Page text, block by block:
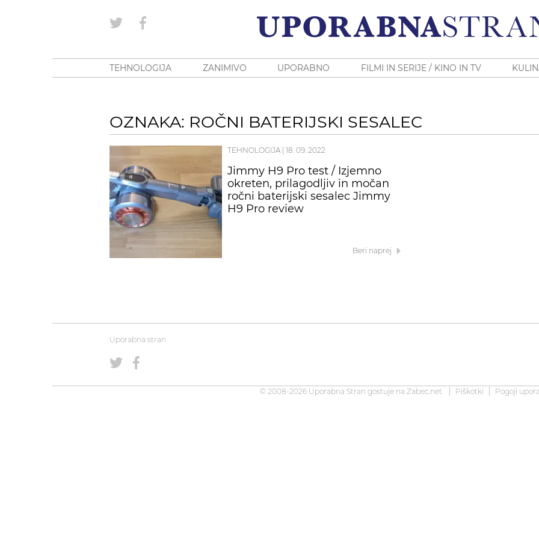
TEHNOLOGIJA ZANIMIVO UPORABNO FILMI IN SERIJE / KINO IN TV
OZNAKA: ROČNI BATERIJSKI SESALEC
TEHNOLOGIJA 18. 09. 2022
Jimmy H9 Pro test / Izjemno
okreten, prilagodljiv in močan
ročni baterijski sesalec Jimmy
H9 Pro review
Beri naprej
Uporabna stran
© 2008-2026 Uporabna Stran gostuje na Zabec.net Piškotki Pogoji